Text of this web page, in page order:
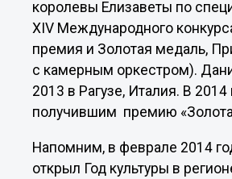
королевы Елизаветы по
XIV Международного
премия и Золотая медаль,
с камерным оркестром).
2013 в Рагузе, Италия. В
получившим премию
Напомним, в феврале 2014
открыл Год культуры в